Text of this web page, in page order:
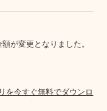
が変更となりました。
を今すぐ無料でダウンロ